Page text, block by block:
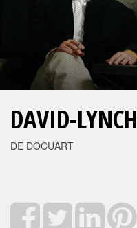
DAVID-LYNCH
DE DOCUART